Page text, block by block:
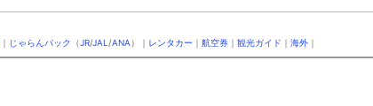
｜ じゃらんパック （JR/JAL/ANA）｜ レンタカー ｜ 航空券 ｜ 観光ガイド ｜ 海外 ｜